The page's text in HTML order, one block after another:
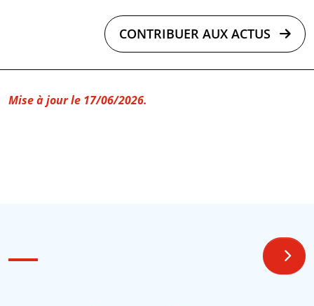
CONTRIBUER AUX ACTUS
Mise à jour le 17/06/2026.